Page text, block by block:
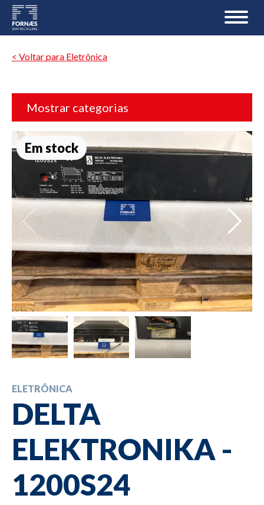
< Voltar para Eletrônica
Mostrar categorias
Em stock
ELETRÔNICA
DELTA
ELEKTRONIKA -
1200S24